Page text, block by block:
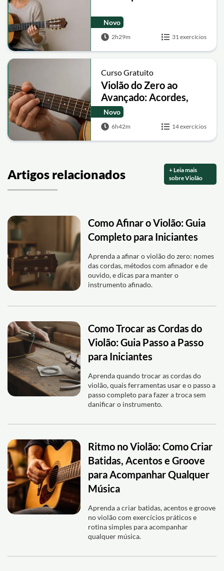
Novo
2h29m 31 exercícios
Curso Gratuito
Violão do Zero ao
Avançado: Acordes,
Batidas, Escalas e
Campo Harmônico
Novo
6h42m 14 exercícios
Artigos relacionados
+ Leia mais
sobre Violão
Como Afinar o Violão: Guia
Completo para Iniciantes
Aprenda a afinar o violão do zero: nomes
das cordas, métodos com afinador e de
ouvido, e dicas para manter o
instrumento afinado.
Como Trocar as Cordas do
Violão: Guia Passo a Passo
para Iniciantes
Aprenda quando trocar as cordas do
violão, quais ferramentas usar e o passo a
passo completo para fazer a troca sem
danificar o instrumento.
Ritmo no Violão: Como Criar
Batidas, Acentos e Groove
para Acompanhar Qualquer
Música
Aprenda a criar batidas, acentos e groove
no violão com exercícios práticos e
rotina simples para acompanhar
qualquer música.